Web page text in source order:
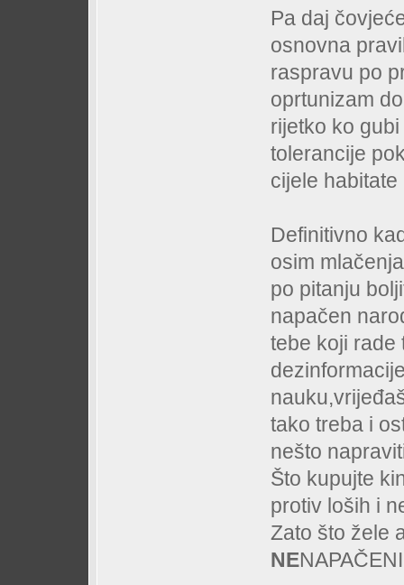
Pa daj
osnovna
raspravu po
oprtunizam
rijetko ko
tolerancije
cijele
Definitivno
osim
po pitanju
napačen
tebe koji rade
tako treba i
nešto
Što kupujte
protiv loših i
Zato što žele
NE